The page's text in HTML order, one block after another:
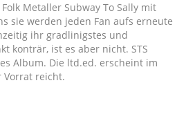
Metaller Subway To Sally mit
sie werden jeden Fan aufs erneute
ihr gradlinigstes und
konträr, ist es aber nicht. STS
Album. Die ltd.ed. erscheint im
Vorrat reicht.